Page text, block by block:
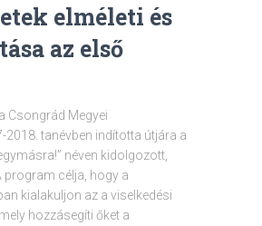
elméleti és
az első
Csongrád Megyei
tanévben indította útjára a
néven kidolgozott,
program célja, hogy a
kialakuljon az a viselkedési
hozzásegíti őket a